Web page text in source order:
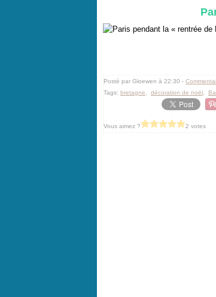
Posté par Gloewen à 22:30 -
Tags: bretagne décoration de noël
Vous aimez ? 2 votes